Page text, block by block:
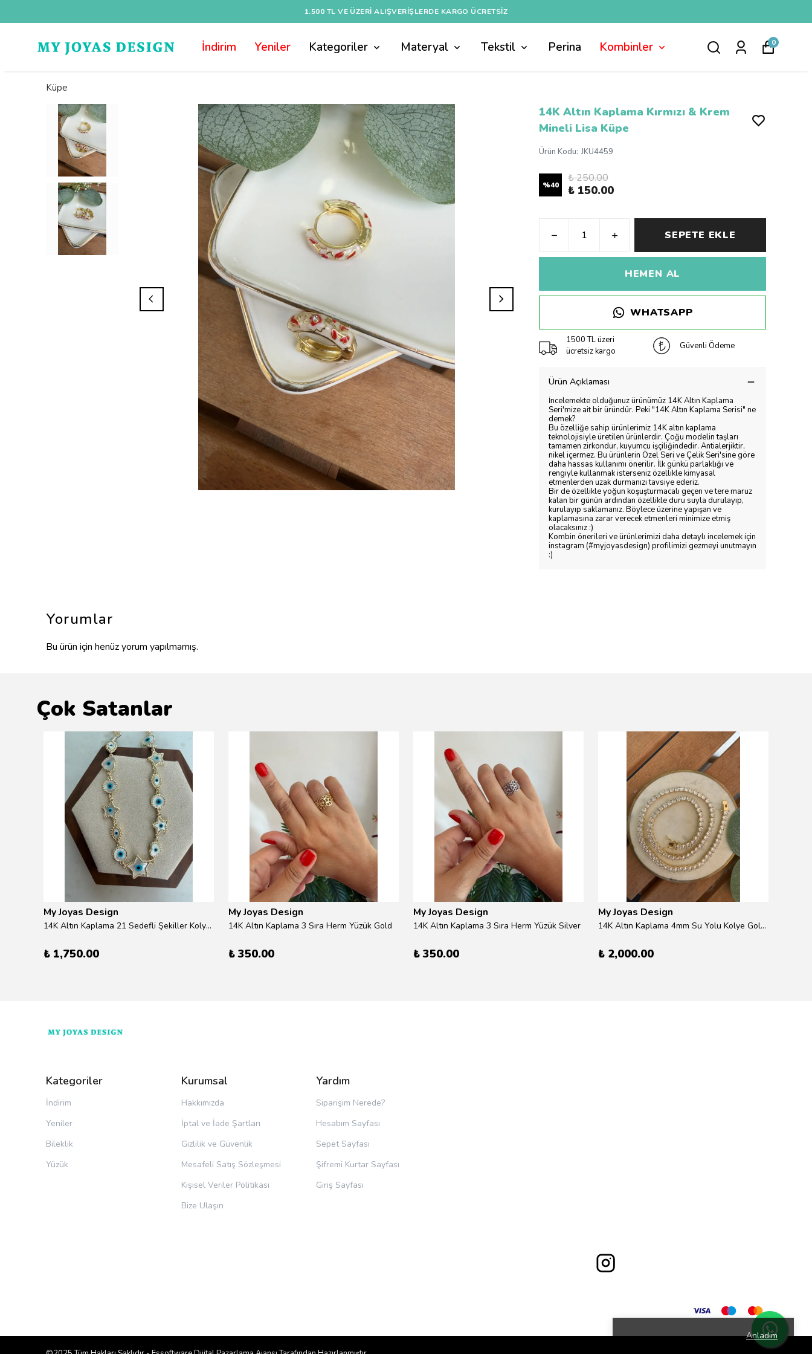
1.500 TL VE ÜZERI ALIŞVERIŞLERDE KARGO ÜCRETSİZ
İndirim Yeniler Kategoriler Materyal Tekstil Perina Kombinler 0
Anladım
Küpe
14K Altın Kaplama Kırmızı & Krem
Mineli Lisa Küpe
Ürün Kodu: JKU4459
%40
₺ 250.00
₺ 150.00
SEPETE EKLE
HEMEN AL
WHATSAPP
1500 TL üzeri
ücretsiz kargo
Güvenli Ödeme
Ürün Açıklaması
İncelemekte olduğunuz ürünümüz 14K Altın Kaplama
Seri'mize ait bir üründür. Peki "14K Altın Kaplama Serisi" ne
demek?
Bu özelliğe sahip ürünlerimiz 14K altın kaplama
teknolojisiyle üretilen ürünlerdir. Çoğu modelin taşları
tamamen zirkondur, kuyumcu işçiliğindedir. Antialerjiktir,
nikel içermez. Bu ürünlerin Özel Seri ve Çelik Seri'sine göre
daha hassas kullanımı önerilir. İlk günkü parlaklığı ve
rengiyle kullanmak isterseniz özellikle kimyasal
etmenlerden uzak durmanızı tavsiye ederiz.
Bir de özellikle yoğun koşuşturmacalı geçen ve tere maruz
kalan bir günün ardından özellikle duru suyla durulayıp,
kurulayıp saklamanız. Böylece üzerine yapışan ve
kaplamasına zarar verecek etmenleri minimize etmiş
olacaksınız :)
Kombin önerileri ve ürünlerimizi daha detaylı incelemek için
instagram (#myjoyasdesign) profilimizi gezmeyi unutmayın
:)
Yorumlar
Bu ürün için henüz yorum yapılmamış.
Çok Satanlar
My Joyas Design
14K Altın Kaplama 21 Sedefli Şekiller Kolye 46cm
₺ 1,750.00
My Joyas Design
14K Altın Kaplama 3 Sıra Herm Yüzük Gold
₺ 350.00
My Joyas Design
14K Altın Kaplama 3 Sıra Herm Yüzük Silver
₺ 350.00
My Joyas Design
14K Altın Kaplama 4mm Su Yolu Kolye Gold 41cm
₺ 2,000.00
Kategoriler
İndirim
Yeniler
Bileklik
Yüzük
Kurumsal
Hakkımızda
İptal ve İade Şartları
Gizlilik ve Güvenlik
Mesafeli Satış Sözleşmesi
Kişisel Veriler Politikası
Bize Ulaşın
Yardım
Siparişim Nerede?
Hesabım Sayfası
Sepet Sayfası
Şifremi Kurtar Sayfası
Giriş Sayfası